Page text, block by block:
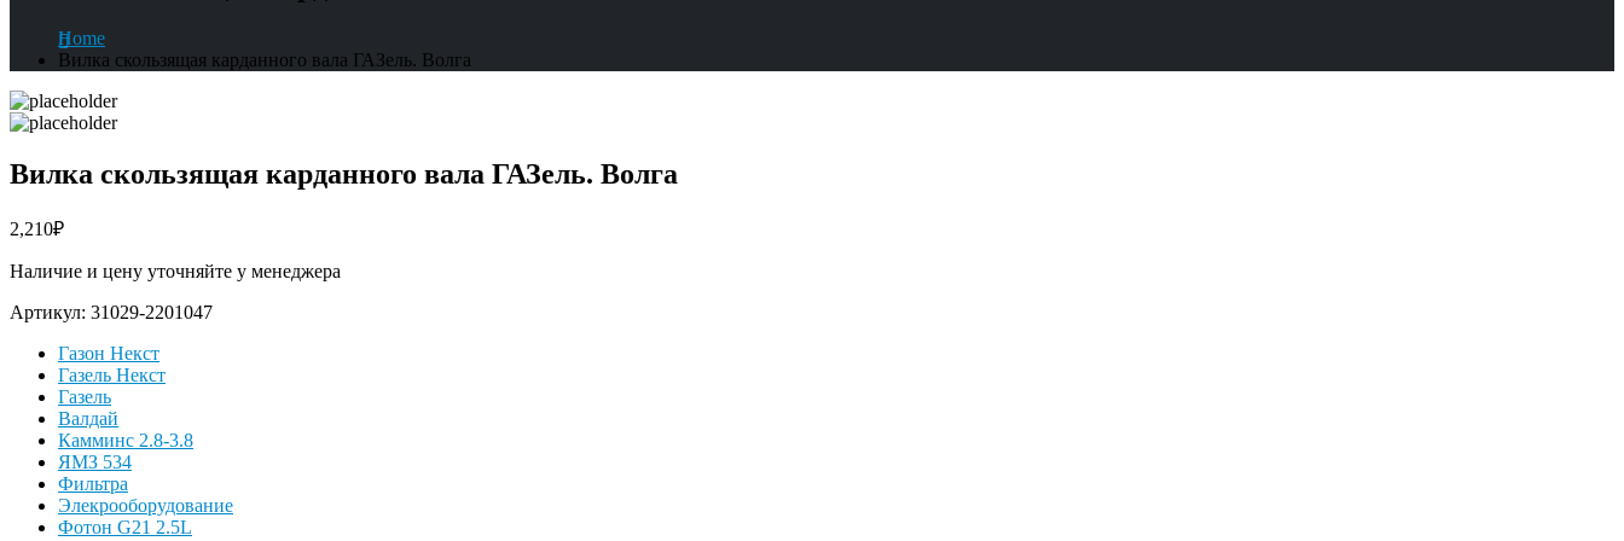
Home
Вилка скользящая карданного вала ГАЗель. Волга
Вилка скользящая карданного вала ГАЗель. Волга
2,210₽
Наличие и цену уточняйте у менеджера
Артикул: 31029-2201047
Газон Некст
Газель Некст
Газель
Валдай
Камминс 2.8-3.8
ЯМЗ 534
Фильтра
Элекрооборудование
Фотон G21 2.5L